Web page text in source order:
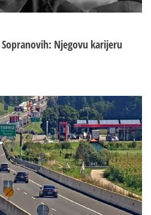
Njegovu karijeru